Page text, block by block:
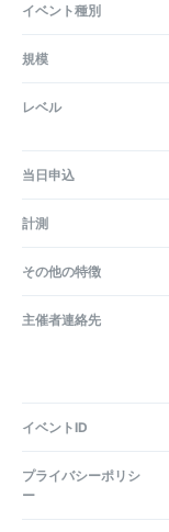
イベント種別
規模
レベル
当日申込
計測
その他の特徴
主催者連絡先
イベントID
プライバシーポリシ
ー